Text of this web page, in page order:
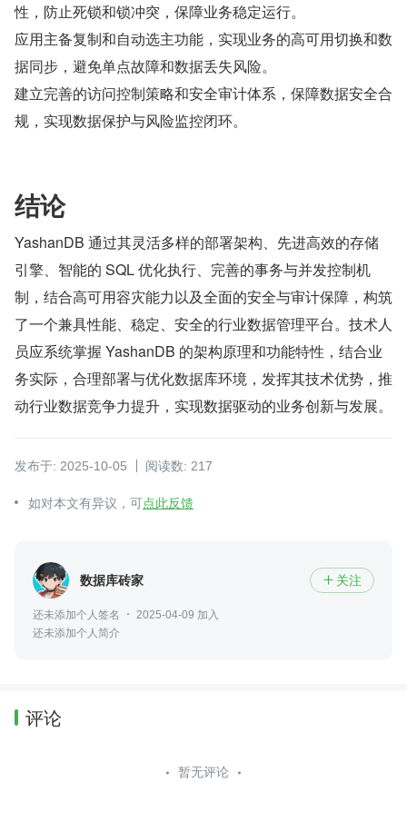
性，防止死锁和锁冲突，保障业务稳定运行。
应用主备复制和自动选主功能，实现业务的高可用切换和数
据同步，避免单点故障和数据丢失风险。
建立完善的访问控制策略和安全审计体系，保障数据安全合
规，实现数据保护与风险监控闭环。
结论
YashanDB 通过其灵活多样的部署架构、先进高效的存储
引擎、智能的 SQL 优化执行、完善的事务与并发控制机
制，结合高可用容灾能力以及全面的安全与审计保障，构筑
了一个兼具性能、稳定、安全的行业数据管理平台。技术人
员应系统掌握 YashanDB 的架构原理和功能特性，结合业
务实际，合理部署与优化数据库环境，发挥其技术优势，推
动行业数据竞争力提升，实现数据驱动的业务创新与发展。
发布于: 2025-10-05 阅读数: 217
如对本文有异议，可点此反馈
数据库砖家  关注
还未添加个人签名
2025-04-09 加入
还未添加个人简介
评论
暂无评论